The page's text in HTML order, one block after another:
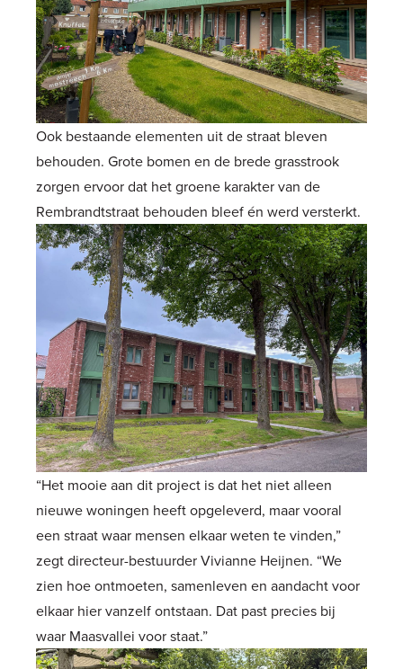
Ook bestaande elementen uit de straat bleven
behouden. Grote bomen en de brede grasstrook
zorgen ervoor dat het groene karakter van de
Rembrandtstraat behouden bleef én werd versterkt.
“Het mooie aan dit project is dat het niet alleen
nieuwe woningen heeft opgeleverd, maar vooral
een straat waar mensen elkaar weten te vinden,”
zegt directeur-bestuurder Vivianne Heijnen. “We
zien hoe ontmoeten, samenleven en aandacht voor
elkaar hier vanzelf ontstaan. Dat past precies bij
waar Maasvallei voor staat.”